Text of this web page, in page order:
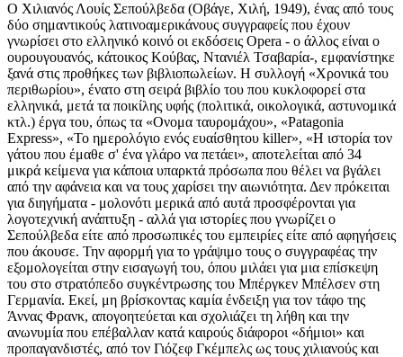
Ο Χιλιανός Λουίς Σεπούλβεδα (Οβάγε, Χιλή, 1949), ένας από τους
δύο σημαντικούς λατινοαμερικάνους συγγραφείς που έχουν
γνωρίσει στο ελληνικό κοινό οι εκδόσεις Opera - ο άλλος είναι ο
ουρουγουανός, κάτοικος Κούβας, Ντανιέλ Τσαβαρία-, εμφανίστηκε
ξανά στις προθήκες των βιβλιοπωλείων. Η συλλογή «Χρονικά του
περιθωρίου», ένατο στη σειρά βιβλίο του που κυκλοφορεί στα
ελληνικά, μετά τα ποικίλης υφής (πολιτικά, οικολογικά, αστυνομικά
κτλ.) έργα του, όπως τα «Ονομα ταυρομάχου», «Patagonia
Express», «To ημερολόγιο ενός ευαίσθητου killer», «Η ιστορία τον
γάτου που έμαθε σ' ένα γλάρο να πετάει», αποτελείται από 34
μικρά κείμενα για κάποια υπαρκτά πρόσωπα που θέλει να βγάλει
από την αφάνεια και να τους χαρίσει την αιωνιότητα. Δεν πρόκειται
για διηγήματα - μολονότι μερικά από αυτά προσφέρονται για
λογοτεχνική ανάπτυξη - αλλά για ιστορίες που γνωρίζει ο
Σεπούλβεδα είτε από προσωπικές του εμπειρίες είτε από αφηγήσεις
που άκουσε. Την αφορμή για το γράψιμο τους ο συγγραφέας την
εξομολογείται στην εισαγωγή του, όπου μιλάει για μια επίσκεψη
του στο στρατόπεδο συγκέντρωσης του Μπέργκεν Μπέλσεν στη
Γερμανία. Εκεί, μη βρίσκοντας καμία ένδειξη για τον τάφο της
Άννας Φρανκ, απογοητεύεται και σχολιάζει τη λήθη και την
ανωνυμία που επέβαλλαν κατά καιρούς διάφοροι «δήμιοι» και
προπαγανδιστές, από τον Γιόζεφ Γκέμπελς ως τους χιλιανούς και